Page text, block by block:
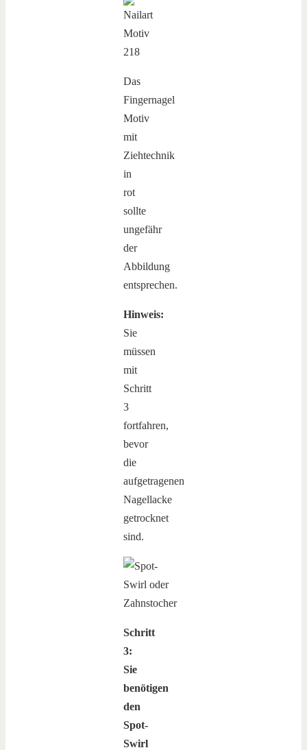
Das
Fingernagel
Motiv
mit
Ziehtechnik
in
rot
sollte
ungefähr
der
Abbildung
entsprechen.
Hinweis:
Sie
müssen
mit
Schritt
3
fortfahren,
bevor
die
aufgetragenen
Nagellacke
getrocknet
sind.
Schritt
3:
Sie
benötigen
den
Spot-
Swirl